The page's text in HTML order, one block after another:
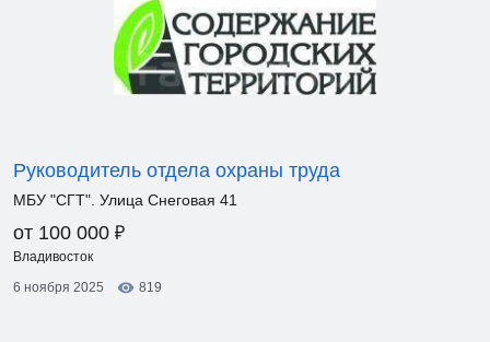
Руководитель отдела охраны труда
МБУ "СГТ". Улица Снеговая 41
от 100 000 ₽
Владивосток
6 ноября 2025
819